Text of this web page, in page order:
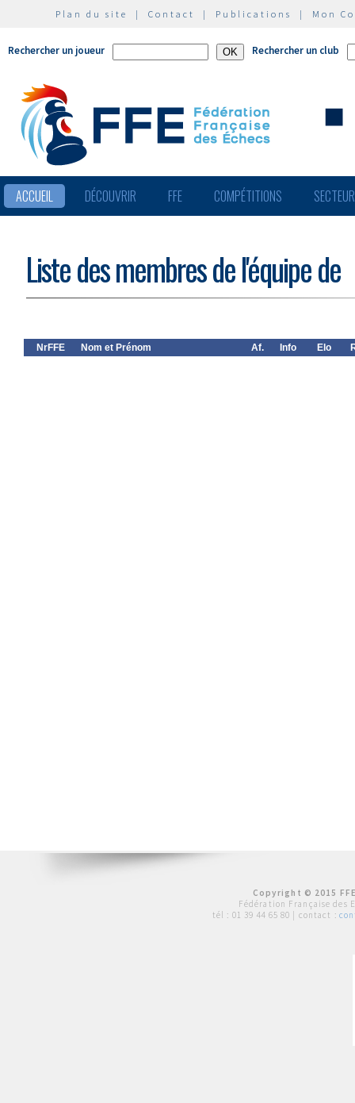
Plan du site | Contact | Publications | Mon
Rechercher un joueur Rechercher un club
ACCUEIL DÉCOUVRIR FFE COMPÉTITIONS
Liste des membres de l'équipe de
NrFFE Nom et Prénom Af. Info Elo
Copyright © 2015
Fédération Française des
tél : 01 39 44 65 80 | contact :